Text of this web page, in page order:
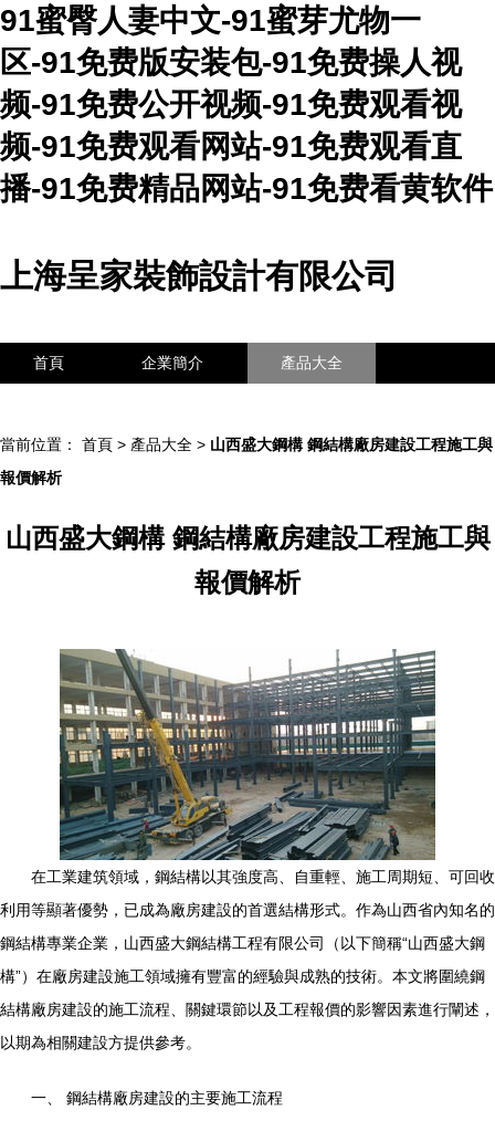
91蜜臀人妻中文-91蜜芽尤物一
区-91免费版安装包-91免费操人视
频-91免费公开视频-91免费观看视
频-91免费观看网站-91免费观看直
播-91免费精品网站-91免费看黄软件
上海呈家裝飾設計有限公司
首頁 企業簡介 產品大全
當前位置： 首頁 > 產品大全 > 山西盛大鋼構 鋼結構廠房建設工程施工與
報價解析
山西盛大鋼構 鋼結構廠房建設工程施工與
報價解析
在工業建筑領域，鋼結構以其強度高、自重輕、施工周期短、可回收
利用等顯著優勢，已成為廠房建設的首選結構形式。作為山西省內知名的
鋼結構專業企業，山西盛大鋼結構工程有限公司（以下簡稱“山西盛大鋼
構”）在廠房建設施工領域擁有豐富的經驗與成熟的技術。本文將圍繞鋼
結構廠房建設的施工流程、關鍵環節以及工程報價的影響因素進行闡述，
以期為相關建設方提供參考。
一、 鋼結構廠房建設的主要施工流程